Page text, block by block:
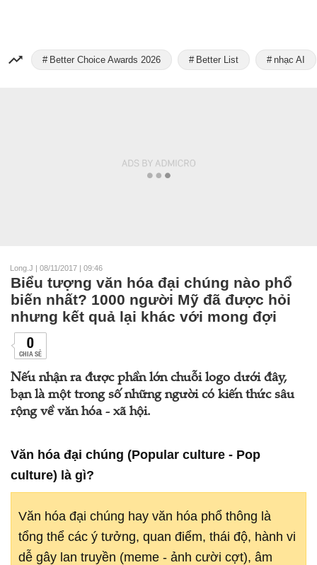
Better Choice Awards 2026 Better List nhạc AI
Long.J | 08/11/2017 | 09:46
Biểu tượng văn hóa đại chúng nào phổ
biến nhất? 1000 người Mỹ đã được hỏi
nhưng kết quả lại khác với mong đợi
0
CHIA SẺ
Nếu nhận ra được phần lớn chuỗi logo dưới đây,
bạn là một trong số những người có kiến thức sâu
rộng về văn hóa - xã hội.
Văn hóa đại chúng (Popular culture - Pop
culture) là gì?
Văn hóa đại chúng hay văn hóa phổ thông là
tổng thể các ý tưởng, quan điểm, thái độ, hành vi
dễ gây lan truyền (meme - ảnh cười cợt), âm